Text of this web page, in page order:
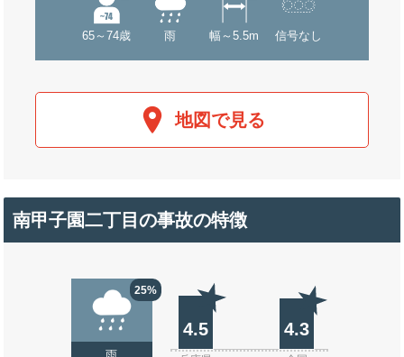
65～74歳 雨 幅～5.5m 信号なし
地図で見る
南甲子園二丁目の事故の特徴
25%
4.5 4.3